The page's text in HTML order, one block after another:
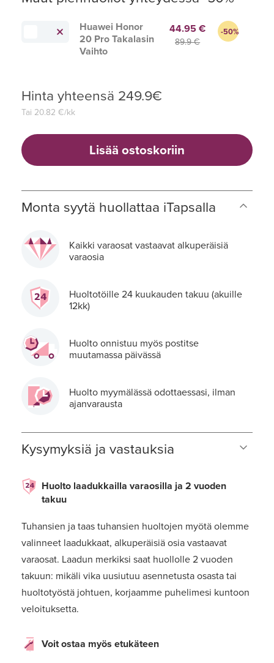
Huawei Honor
20 Pro Takalasin
Vaihto
44.95 €
89.9 €
-50%
Hinta yhteensä 249.9€
Tai 20.82 €/kk
Lisää ostoskoriin
Monta syytä huollattaa iTapsalla
Kaikki varaosat vastaavat alkuperäisiä
varaosia
Huoltotöille 24 kuukauden takuu (akuille
12kk)
Huolto onnistuu myös postitse
muutamassa päivässä
Huolto myymälässä odottaessasi, ilman
ajanvarausta
Kysymyksiä ja vastauksia
Huolto laadukkailla varaosilla ja 2 vuoden
takuu
Tuhansien ja taas tuhansien huoltojen myötä olemme
valinneet laadukkaat, alkuperäisiä osia vastaavat
varaosat. Laadun merkiksi saat huollolle 2 vuoden
takuun: mikäli vika uusiutuu asennetusta osasta tai
huoltotyöstä johtuen, korjaamme puhelimesi kuntoon
veloituksetta.
Voit ostaa myös etukäteen